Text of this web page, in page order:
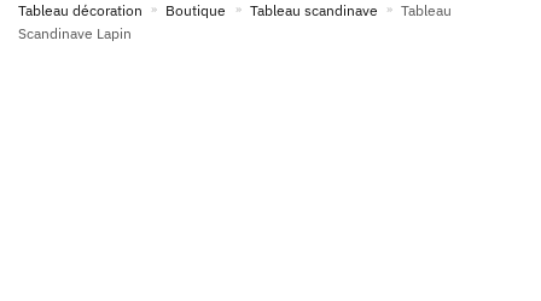
Tableau décoration » Boutique » Tableau scandinave » Tableau
Scandinave Lapin